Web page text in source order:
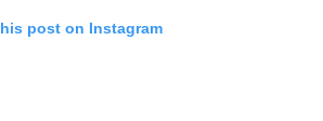
post on Instagram